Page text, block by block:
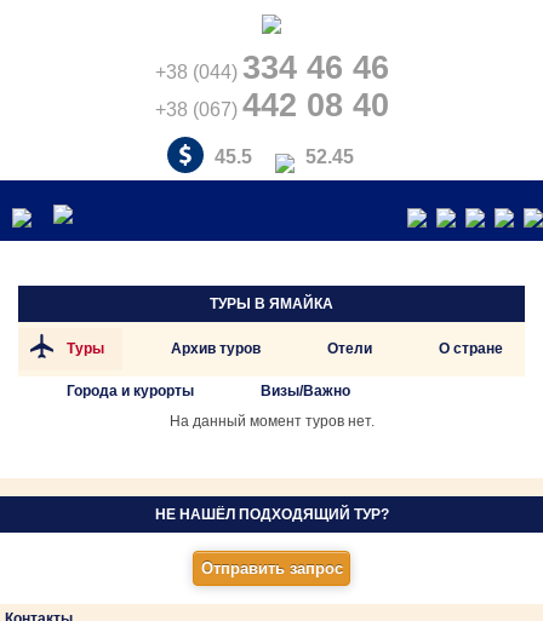
+38 (044) 334 46 46
+38 (067) 442 08 40
45.5 52.45
ТУРЫ В ЯМАЙКА
Туры Архив туров Отели О стране
Города и курорты
Визы/Важно
На данный момент туров нет.
НЕ НАШЁЛ ПОДХОДЯЩИЙ ТУР?